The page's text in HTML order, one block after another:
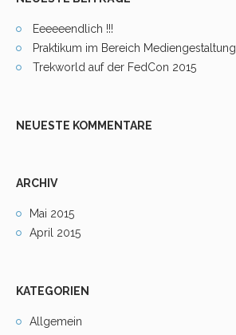
Eeeeeendlich !!!
Praktikum im Bereich Mediengestaltung
Trekworld auf der FedCon 2015
NEUESTE KOMMENTARE
ARCHIV
Mai 2015
April 2015
KATEGORIEN
Allgemein